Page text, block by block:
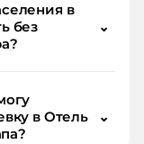
в
без
⌄
в Отель
⌄